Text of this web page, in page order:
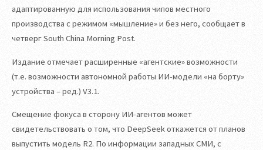
адаптированную для использования чипов местного
производства с режимом «мышление» и без него, сообщает в
четверг South China Morning Post.
Издание отмечает расширенные «агентские» возможности
(т.е. возможности автономной работы ИИ-модели «на борту»
устройства – ред.) V3.1.
Смещение фокуса в сторону ИИ-агентов может
свидетельствовать о том, что DeepSeek откажется от планов
выпустить модель R2. По информации западных СМИ, с